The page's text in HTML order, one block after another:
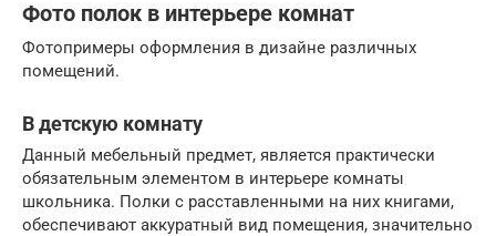
Фото полок в интерьере комнат
Фотопримеры оформления в дизайне различных
помещений.
В детскую комнату
Данный мебельный предмет, является практически
обязательным элементом в интерьере комнаты
школьника. Полки с расставленными на них книгами,
обеспечивают аккуратный вид помещения, значительно